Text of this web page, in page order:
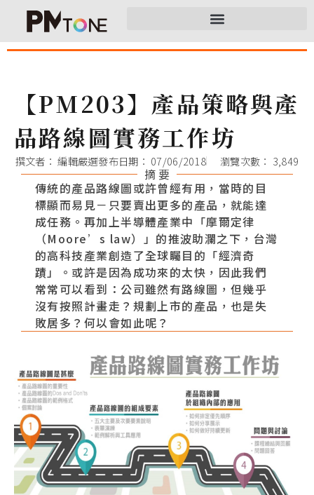
【PM203】產品策略與產
品路線圖實務工作坊
撰文者： 編輯嚴選發布日期： 07/06/2018 瀏覽次數： 3,849
摘 要
傳統的產品路線圖或許曾經有用，當時的目
標顯而易見－只要賣出更多的產品，就能達
成任務。再加上半導體產業中「摩爾定律
（Moore’s law）」的推波助瀾之下，台灣
的高科技產業創造了全球矚目的「經濟奇
蹟」。或許是因為成功來的太快，因此我們
常常可以看到：公司雖然有路線圖，但幾乎
沒有按照計畫走？規劃上市的產品，也是失
敗居多？何以會如此呢？